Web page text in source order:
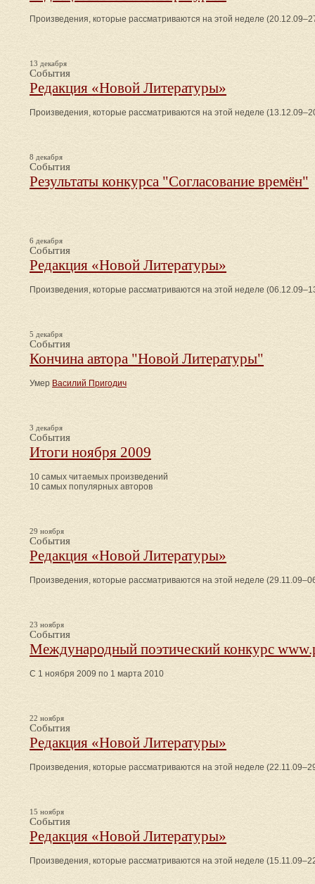
Произведения, которые рассматриваются на этой неделе
13 декабря
События
Редакция «Новой Литературы»
Произведения, которые рассматриваются на этой неделе
8 декабря
События
Результаты конкурса "Согласование времён"
6 декабря
События
Редакция «Новой Литературы»
Произведения, которые рассматриваются на этой неделе
5 декабря
События
Кончина автора "Новой Литературы"
Умер Василий Пригодич
3 декабря
События
Итоги ноября 2009
10 самых читаемых произведений
10 самых популярных авторов
29 ноября
События
Редакция «Новой Литературы»
Произведения, которые рассматриваются на этой неделе
23 ноября
События
Международный поэтический конкурс
С 1 ноября 2009 по 1 марта 2010
22 ноября
События
Редакция «Новой Литературы»
Произведения, которые рассматриваются на этой неделе
15 ноября
События
Редакция «Новой Литературы»
Произведения, которые рассматриваются на этой неделе